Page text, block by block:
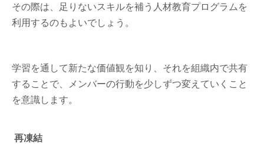
その際は、足りないスキルを補う人材教育プログラムを
利用するのもよいでしょう。
学習を通して新たな価値観を知り、それを組織内で共有
することで、メンバーの行動を少しずつ変えていくこと
を意識します。
再凍結